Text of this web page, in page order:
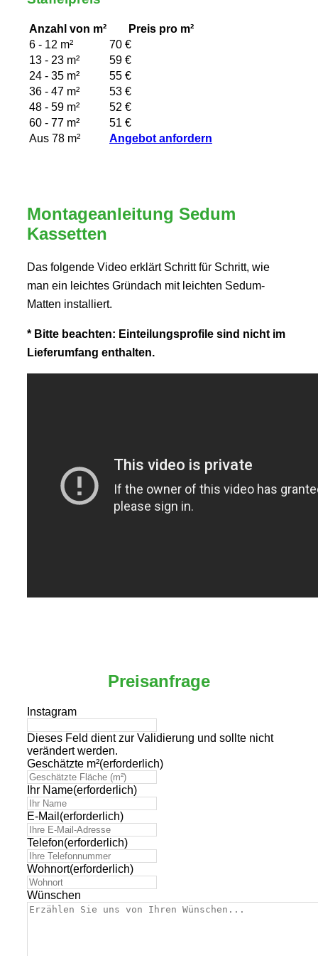
Anzahl von m²
Preis pro m²
6 - 12 m²
70 €
13 - 23 m²
59 €
24 - 35 m²
55 €
36 - 47 m²
53 €
48 - 59 m²
52 €
60 - 77 m²
51 €
Aus 78 m²
Angebot anfordern
Montageanleitung Sedum
Kassetten
Das folgende Video erklärt Schritt für Schritt, wie
man ein leichtes Gründach mit leichten Sedum-
Matten installiert.
* Bitte beachten: Einteilungsprofile sind nicht im
Lieferumfang enthalten.
Preisanfrage
Instagram
Dieses Feld dient zur Validierung und sollte nicht
verändert werden.
Geschätzte m²(erforderlich)
Ihr Name(erforderlich)
E-Mail (erforderlich)
Telefon(erforderlich)
Wohnort(erforderlich)
Wünschen